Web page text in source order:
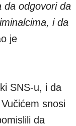
da odgovori da
i da
je
SNS-u, i da
snosi
da